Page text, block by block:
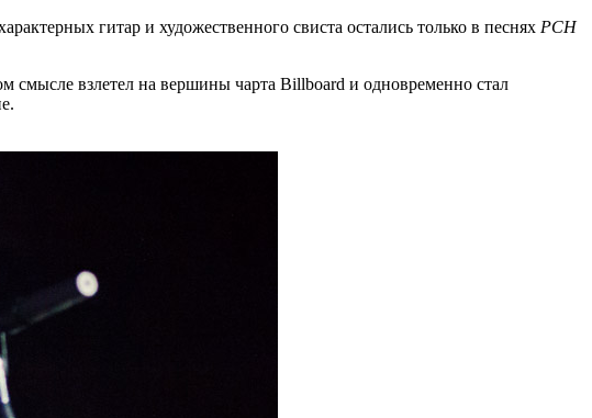
гитар и художественного свиста остались только в песнях PCH
смысле взлетел на вершины чарта Billboard и одновременно стал